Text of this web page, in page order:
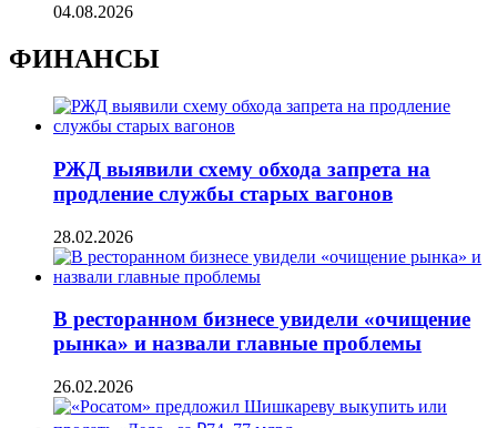
04.08.2026
ФИНАНСЫ
РЖД выявили схему обхода запрета на
продление службы старых вагонов
28.02.2026
В ресторанном бизнесе увидели «очищение
рынка» и назвали главные проблемы
26.02.2026